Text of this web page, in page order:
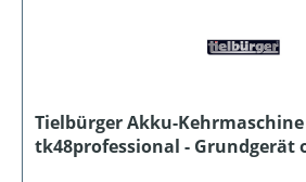
Tielbürger Akku-Kehrmaschine
tk48professional - Grundgerät